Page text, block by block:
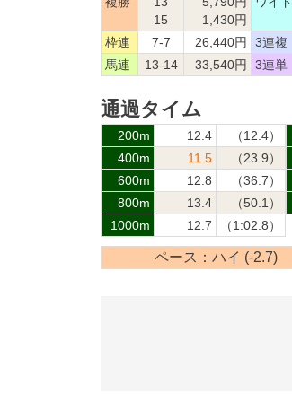
15
1,430円
枠連
7-7 26,440円 3連複
馬連
13-14 33,540円 3連単
通過タイム
200m 12.4
（12.4）
400m
11.5
（23.9）
600m
12.8
（36.7）
800m
13.4
（50.1）
1000m
12.7 （1:02.8）
ペース：ハイ (-2.7)